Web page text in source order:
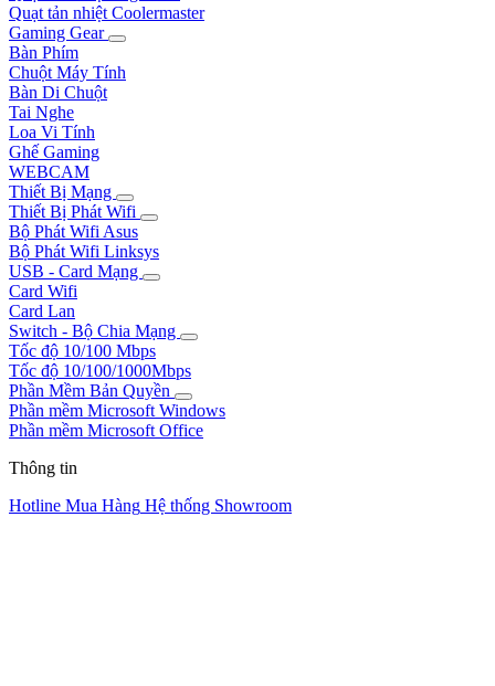
Quạt tản nhiệt Coolermaster
Gaming Gear
Bàn Phím
Chuột Máy Tính
Bàn Di Chuột
Tai Nghe
Loa Vi Tính
Ghế Gaming
WEBCAM
Thiết Bị Mạng
Thiết Bị Phát Wifi
Bộ Phát Wifi Asus
Bộ Phát Wifi Linksys
USB - Card Mạng
Card Wifi
Card Lan
Switch - Bộ Chia Mạng
Tốc độ 10/100 Mbps
Tốc độ 10/100/1000Mbps
Phần Mềm Bản Quyền
Phần mềm Microsoft Windows
Phần mềm Microsoft Office
Thông tin
Hotline Mua Hàng Hệ thống Showroom